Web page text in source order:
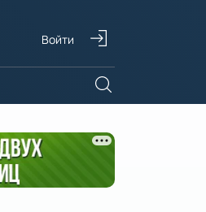
Войти